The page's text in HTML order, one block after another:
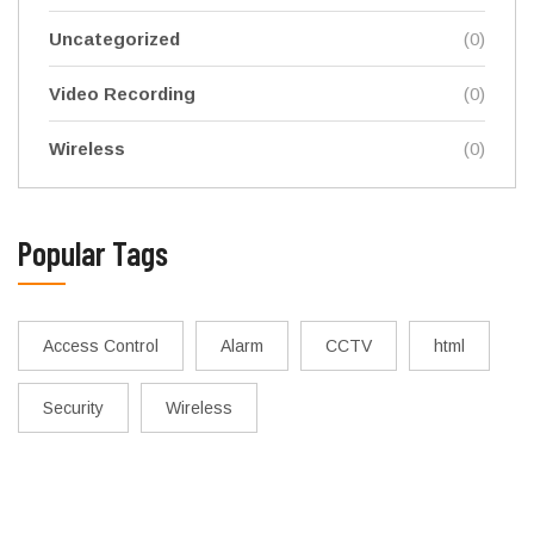
Uncategorized (0)
Video Recording (0)
Wireless (0)
Popular Tags
Access Control Alarm CCTV html
Security Wireless